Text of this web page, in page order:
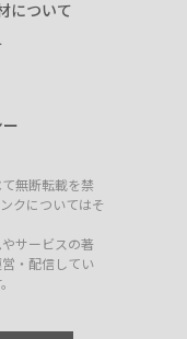
について
無断転載を禁
クについてはそ
サービスの著
・配信してい